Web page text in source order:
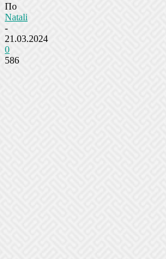
По
Natali
-
21.03.2024
0
586